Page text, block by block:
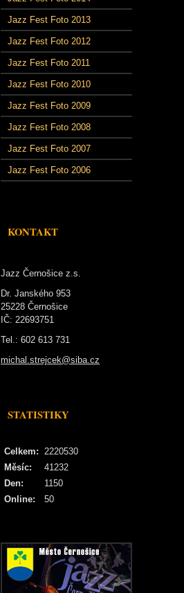
Jazz Fest Foto 2013
Jazz Fest Foto 2012
Jazz Fest Foto 2011
Jazz Fest Foto 2010
Jazz Fest Foto 2009
Jazz Fest Foto 2008
Jazz Fest Foto 2007
Jazz Fest Foto 2006
KONTAKT
Jazz Černošice z.s.
Dr. Janského 953
25228 Černošice
IČ: 22693751
Tel.: 602 613 731
michal.strejcek@siba.cz
STATISTIKY
Online: 50
Celkem: 2220530
Měsíc:
41232
Den:
1150